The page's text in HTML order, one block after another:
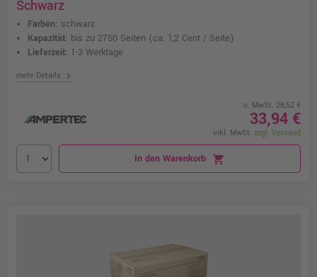
Schwarz
Farben: schwarz
Kapazität: bis zu 2750 Seiten (ca. 1,2 Cent / Seite)
Lieferzeit: 1-3 Werktage
mehr Details chevron_right
o. MwSt. 28,52 €
33,94 €
inkl. MwSt. zzgl. Versand
In den Warenkorb shopping_cart